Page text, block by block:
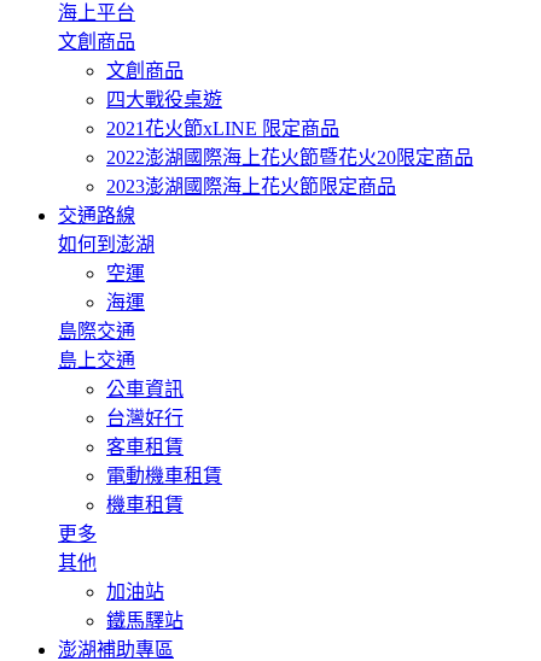
海上平台
文創商品
文創商品
四大戰役桌遊
2021花火節xLINE 限定商品
2022澎湖國際海上花火節暨花火20限定商品
2023澎湖國際海上花火節限定商品
交通路線
如何到澎湖
空運
海運
島際交通
島上交通
公車資訊
台灣好行
客車租賃
電動機車租賃
機車租賃
更多
其他
加油站
鐵馬驛站
澎湖補助專區